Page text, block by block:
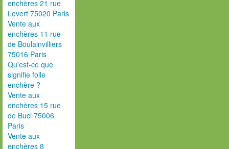
enchères 21 rue
Levert 75020 Paris
Vente aux
enchères 11 rue
de Boulainvilliers
75016 Paris
Qu'est-ce que
signifie folle
enchère ?
Vente aux
enchères 15 rue
de Buci 75006
Paris
Vente aux
enchères 8